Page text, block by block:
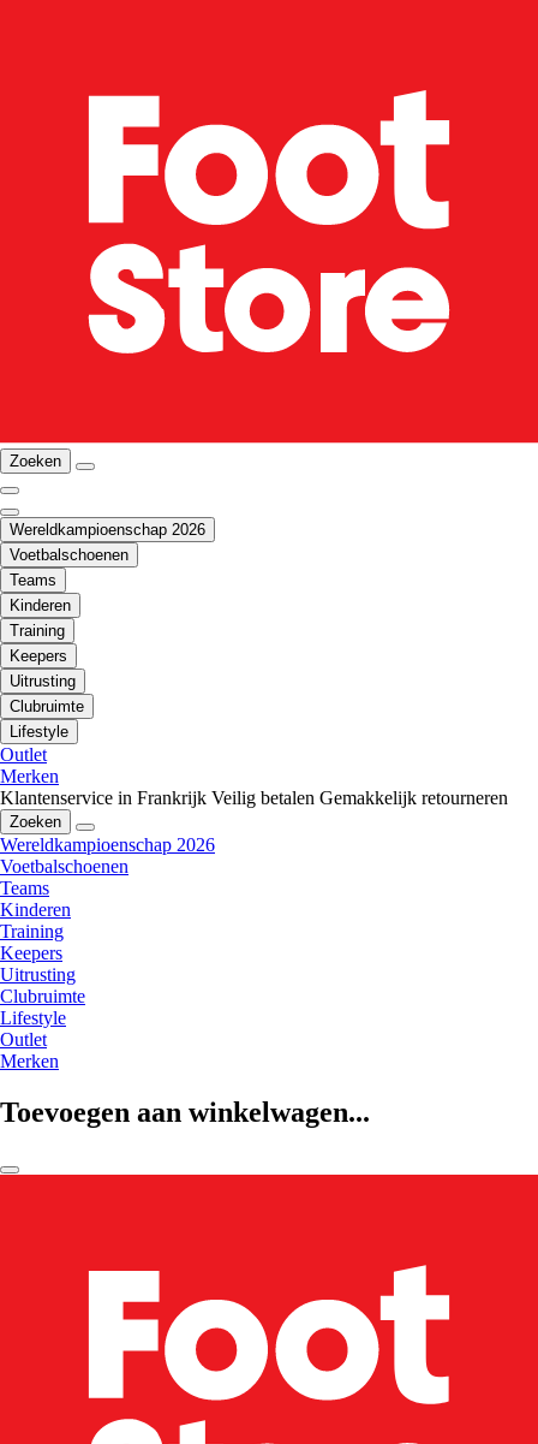
Zoeken
Wereldkampioenschap 2026
Voetbalschoenen
Teams
Kinderen
Training
Keepers
Uitrusting
Clubruimte
Lifestyle
Outlet
Merken
Klantenservice in Frankrijk Veilig betalen Gemakkelijk retourneren
Zoeken
Wereldkampioenschap 2026
Voetbalschoenen
Teams
Kinderen
Training
Keepers
Uitrusting
Clubruimte
Lifestyle
Outlet
Merken
Toevoegen aan winkelwagen...